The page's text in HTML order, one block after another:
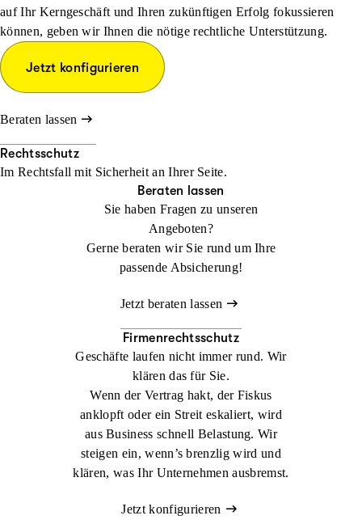
auf Ihr Kerngeschäft und Ihren zukünftigen Erfolg fokussieren
können, geben wir Ihnen die nötige rechtliche Unterstützung.
Jetzt konfigurieren
Beraten lassen
Rechtsschutz
Im Rechtsfall mit Sicher­heit an Ihrer Seite.
Beraten lassen
Sie haben Fragen zu unseren
Angeboten?
Gerne beraten wir Sie rund um Ihre
passende Absicherung!
Jetzt beraten lassen
Firmenrechtsschutz
Geschäfte laufen nicht immer rund. Wir
klären das für Sie.
Wenn der Vertrag hakt, der Fiskus
anklopft oder ein Streit eskaliert, wird
aus Business schnell Belastung. Wir
steigen ein, wenn’s brenzlig wird und
klären, was Ihr Unternehmen ausbremst.
Jetzt konfigurieren